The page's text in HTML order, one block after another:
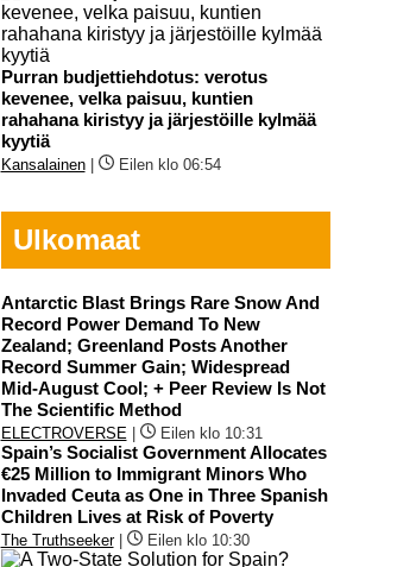
Purran budjettiehdotus: verotus
kevenee, velka paisuu, kuntien
rahahana kiristyy ja järjestöille kylmää
kyytiä
Kansalainen| Eilen klo 06:54
Ulkomaat
Antarctic Blast Brings Rare Snow And
Record Power Demand To New
Zealand; Greenland Posts Another
Record Summer Gain; Widespread
Mid-August Cool; + Peer Review Is Not
The Scientific Method
ELECTROVERSE Eilen klo 10:31
Spain’s Socialist Government Allocates
€25 Million to Immigrant Minors Who
Invaded Ceuta as One in Three Spanish
Children Lives at Risk of Poverty
The Truthseeker| Eilen klo 10:30